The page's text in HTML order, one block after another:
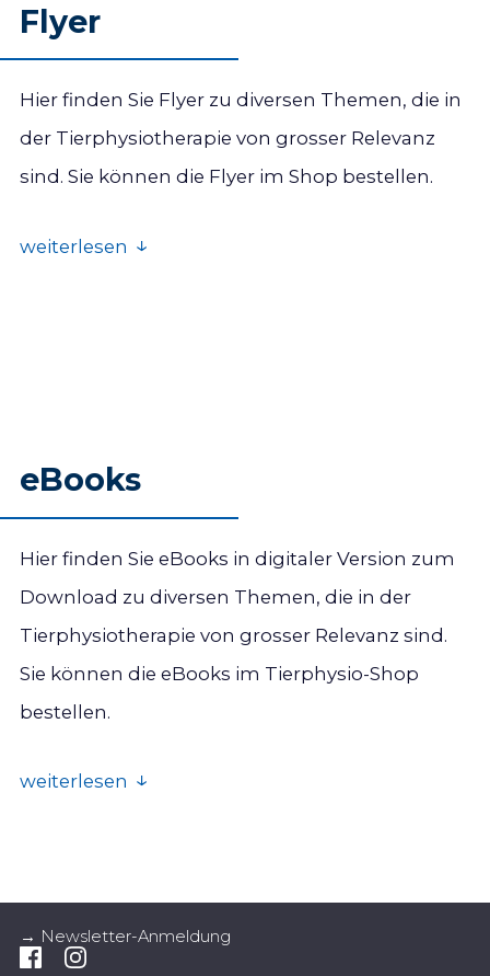
Flyer
Hier finden Sie Flyer zu diversen Themen, die in
der Tierphysiotherapie von grosser Relevanz
sind. Sie können die Flyer im Shop bestellen.
weiterlesen
Nagelbett-Entzündung des kleinen Zehs
und die Beobachtungen im Alltag
Dimitrios Manoglou, Tierphysiotherapeut
bestellbar imTierphysio-Shop
eBooks
Hier finden Sie eBooks in digitaler Version zum
Download zu diversen Themen, die in der
Tierphysiotherapie von grosser Relevanz sind.
Sie können die eBooks im Tierphysio-Shop
bestellen.
weiterlesen
für Tierphysiotherapie (SVTPT); Bilder:
Brigitte Jost
→ Newsletter-Anmeldung